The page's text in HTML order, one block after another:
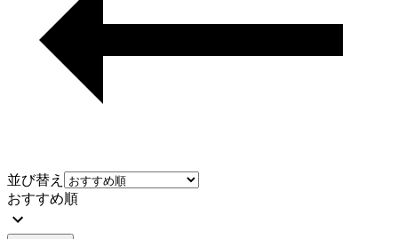
並び替え
おすすめ順